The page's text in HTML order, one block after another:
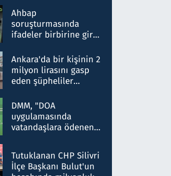
nitelikte olduğunu
belirtti
Ahbap
soruşturmasında
ifadeler birbirine girdi:
ifadelerinden ortaya
çıkan tablo şok etti
Ankara'da bir kişinin 2
milyon lirasını gasp
eden şüpheliler
DMM, "DOA
uygulamasında
vatandaşlara ödenen
düşürüldüğü" iddiasını
yalanladı
Tutuklanan CHP Silivri
İlçe Başkanı Bulut'un